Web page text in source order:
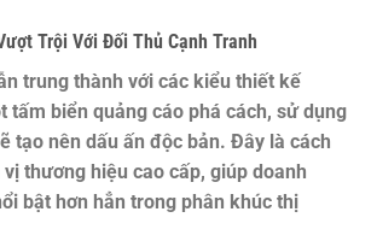
Trội Với Đối Thủ Cạnh Tranh
trung thành với các kiểu thiết kế
tấm biển quảng cáo phá cách, sử dụng
tạo nên dấu ấn độc bản. Đây là cách
thương hiệu cao cấp, giúp doanh
bật hơn hẳn trong phân khúc thị